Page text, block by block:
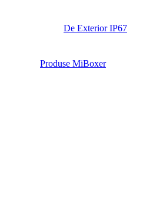
De Exterior IP67
Produse MiBoxer